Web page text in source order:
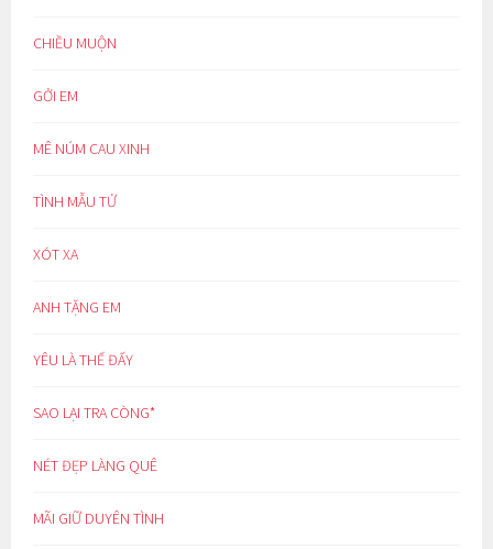
CHIỀU MUỘN
GỞI EM
MÊ NÚM CAU XINH
TÌNH MẪU TỬ
XÓT XA
ANH TẶNG EM
YÊU LÀ THẾ ĐẤY
SAO LẠI TRA CÒNG*
NÉT ĐẸP LÀNG QUÊ
MÃI GIỮ DUYÊN TÌNH